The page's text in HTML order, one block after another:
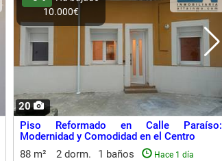
20
10.000€
Piso Reformado en Calle Paraíso:
Modernidad y Comodidad en el Centro
88 m²
2 dorm. 1 baños Hace 1 día